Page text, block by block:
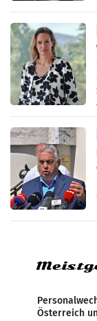
Österreich